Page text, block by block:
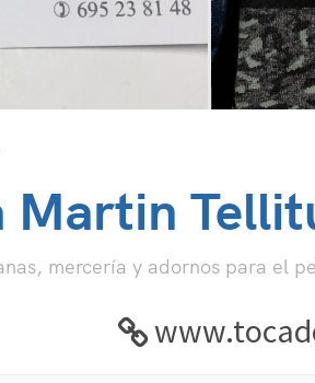
Martin
mercería y adornos para el